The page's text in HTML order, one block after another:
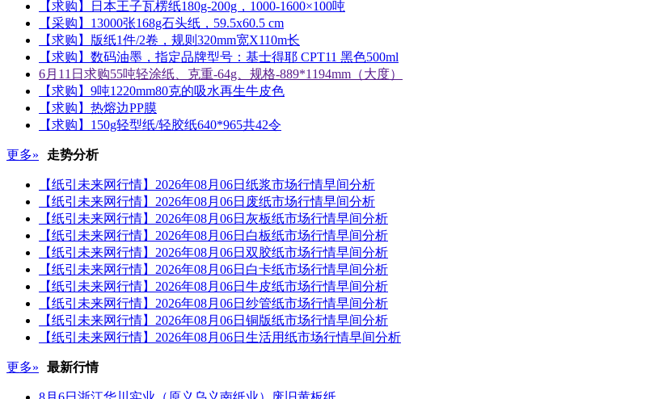
【求购】日本王子瓦楞纸180g-200g，1000-1600×100吨
【采购】13000张168g石头纸，59.5x60.5 cm
【求购】版纸1件/2卷，规则320mm宽X110m长
【求购】数码油墨，指定品牌型号：基士得耶 CPT11 黑色500ml
6月11日求购55吨轻涂纸、克重-64g、规格-889*1194mm（大度）
【求购】9吨1220mm80克的吸水再生牛皮色
【求购】热熔边PP膜
【求购】150g轻型纸/轻胶纸640*965共42令
更多» 走势分析
【纸引未来网行情】2026年08月06日纸浆市场行情早间分析
【纸引未来网行情】2026年08月06日废纸市场行情早间分析
【纸引未来网行情】2026年08月06日灰板纸市场行情早间分析
【纸引未来网行情】2026年08月06日白板纸市场行情早间分析
【纸引未来网行情】2026年08月06日双胶纸市场行情早间分析
【纸引未来网行情】2026年08月06日白卡纸市场行情早间分析
【纸引未来网行情】2026年08月06日牛皮纸市场行情早间分析
【纸引未来网行情】2026年08月06日纱管纸市场行情早间分析
【纸引未来网行情】2026年08月06日铜版纸市场行情早间分析
【纸引未来网行情】2026年08月06日生活用纸市场行情早间分析
更多» 最新行情